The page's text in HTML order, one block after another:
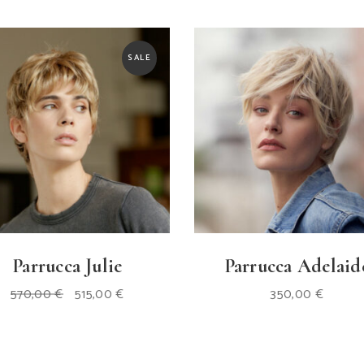
SALE
Parrucca Julie
570,00€ Il
prezzo
515,00€Il
prezzo
Parrucca
350,00 €